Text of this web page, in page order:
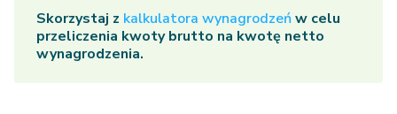
Skorzystaj z kalkulatora wynagrodzeńw celu
przeliczenia kwoty brutto na kwotę netto
wynagrodzenia.